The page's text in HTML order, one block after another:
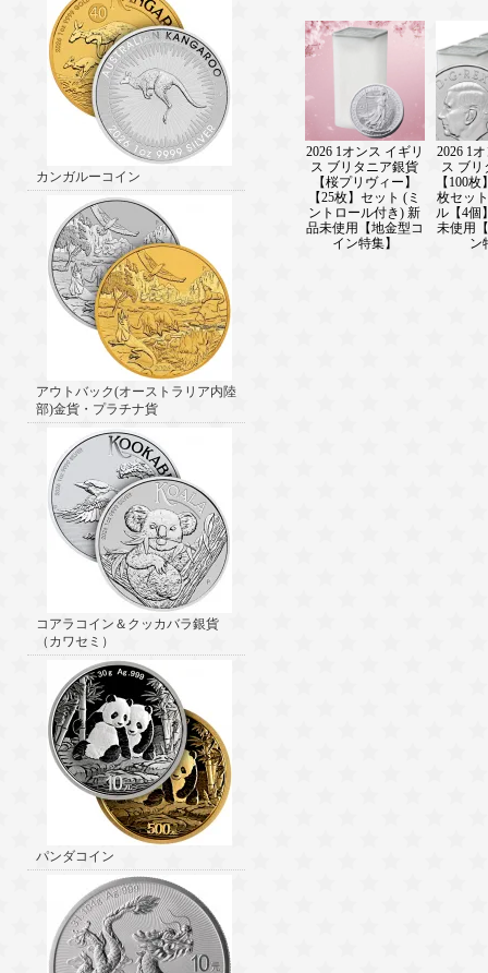
カンガルーコイン
アウトバック(オーストラリア内陸
部)金貨・プラチナ貨
コアラコイン＆クッカバラ銀貨
（カワセミ）
パンダコイン
2026 1オンス イギリ
ス ブリタニア銀貨
【桜プリヴィー】
【25枚】セット (ミ
ントロール付き) 新
品未使用【地金型コ
イン特集】
2026 1
ス ブリ
【100
枚セッ
ル【4個
未使用
ン